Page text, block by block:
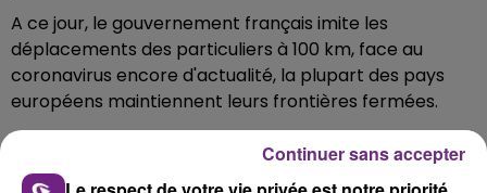
A ce jour, le gouvernement français imite les
déplacements des particuliers à 100 km, face au
coronavirus encore d'actualité, la plupart des pays
européens maintiennent leurs frontières fermées.
Résultat, l'hôtel trois étoiles champenois se désespère
de ne pas voir revenir ses touristes belges ou encore
Continuer sans accepter